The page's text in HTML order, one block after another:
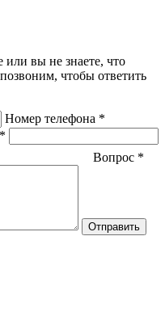
или вы не знаете, что
чтобы ответить
Номер телефона *
*
Вопрос *